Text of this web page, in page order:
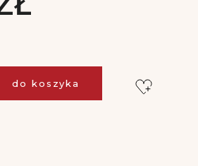
do koszyka